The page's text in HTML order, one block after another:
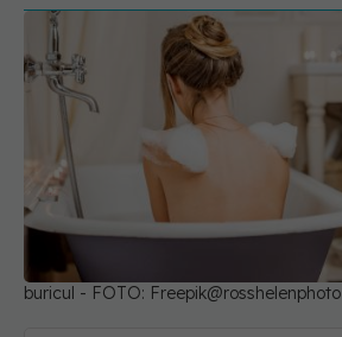
buricul - FOTO: Freepik@rosshelenphoto